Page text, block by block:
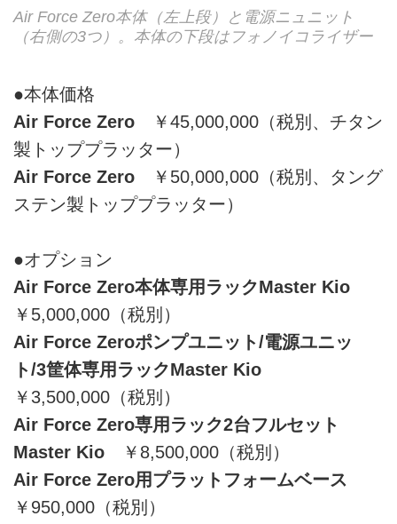
Air Force Zero本体（左上段）と電源ニュニット
（右側の3つ）。本体の下段はフォノイコライザー
●本体価格
Air Force Zero ￥45,000,000（税別、チタン
製トッププラッター）
Air Force Zero ￥50,000,000（税別、タング
ステン製トッププラッター）
●オプション
Air Force Zero本体専用ラックMaster Kio
￥5,000,000（税別）
Air Force Zeroポンプユニット/電源ユニッ
ト/3筐体専用ラックMaster Kio
￥3,500,000（税別）
Air Force Zero専用ラック2台フルセット
Master Kio ￥8,500,000（税別）
Air Force Zero用プラットフォームベース
￥950,000（税別）